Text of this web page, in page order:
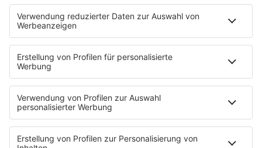
Deutschpop
Deutsche Liebeslieder
PODCASTS
Mit den Waffeln einer Frau
Frühstück bei Barbara
Brave & One
NotAufnahme
"Bewerbung und Karriere"
Aber bitte mit Schlager